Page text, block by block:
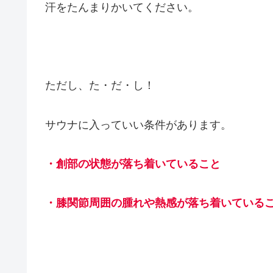
汗をたんまりかいてください。
ただし、た・だ・し！
サウナに入っていい条件があります。
・創部の状態が落ち着いていること
・膝関節周囲の腫れや熱感が落ち着いている